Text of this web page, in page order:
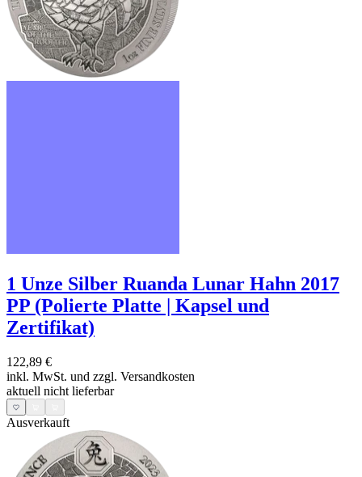
1 Unze Silber Ruanda Lunar Hahn 2017
PP (Polierte Platte | Kapsel und
Zertifikat)
122,89 €
inkl. MwSt. und zzgl. Versandkosten
aktuell nicht lieferbar
Ausverkauft